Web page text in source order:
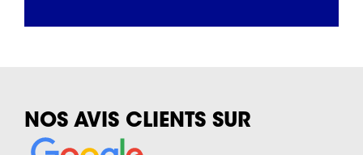
NOS AVIS CLIENTS SUR